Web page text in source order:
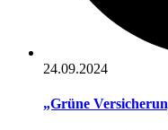
24.09.2024
„Grüne